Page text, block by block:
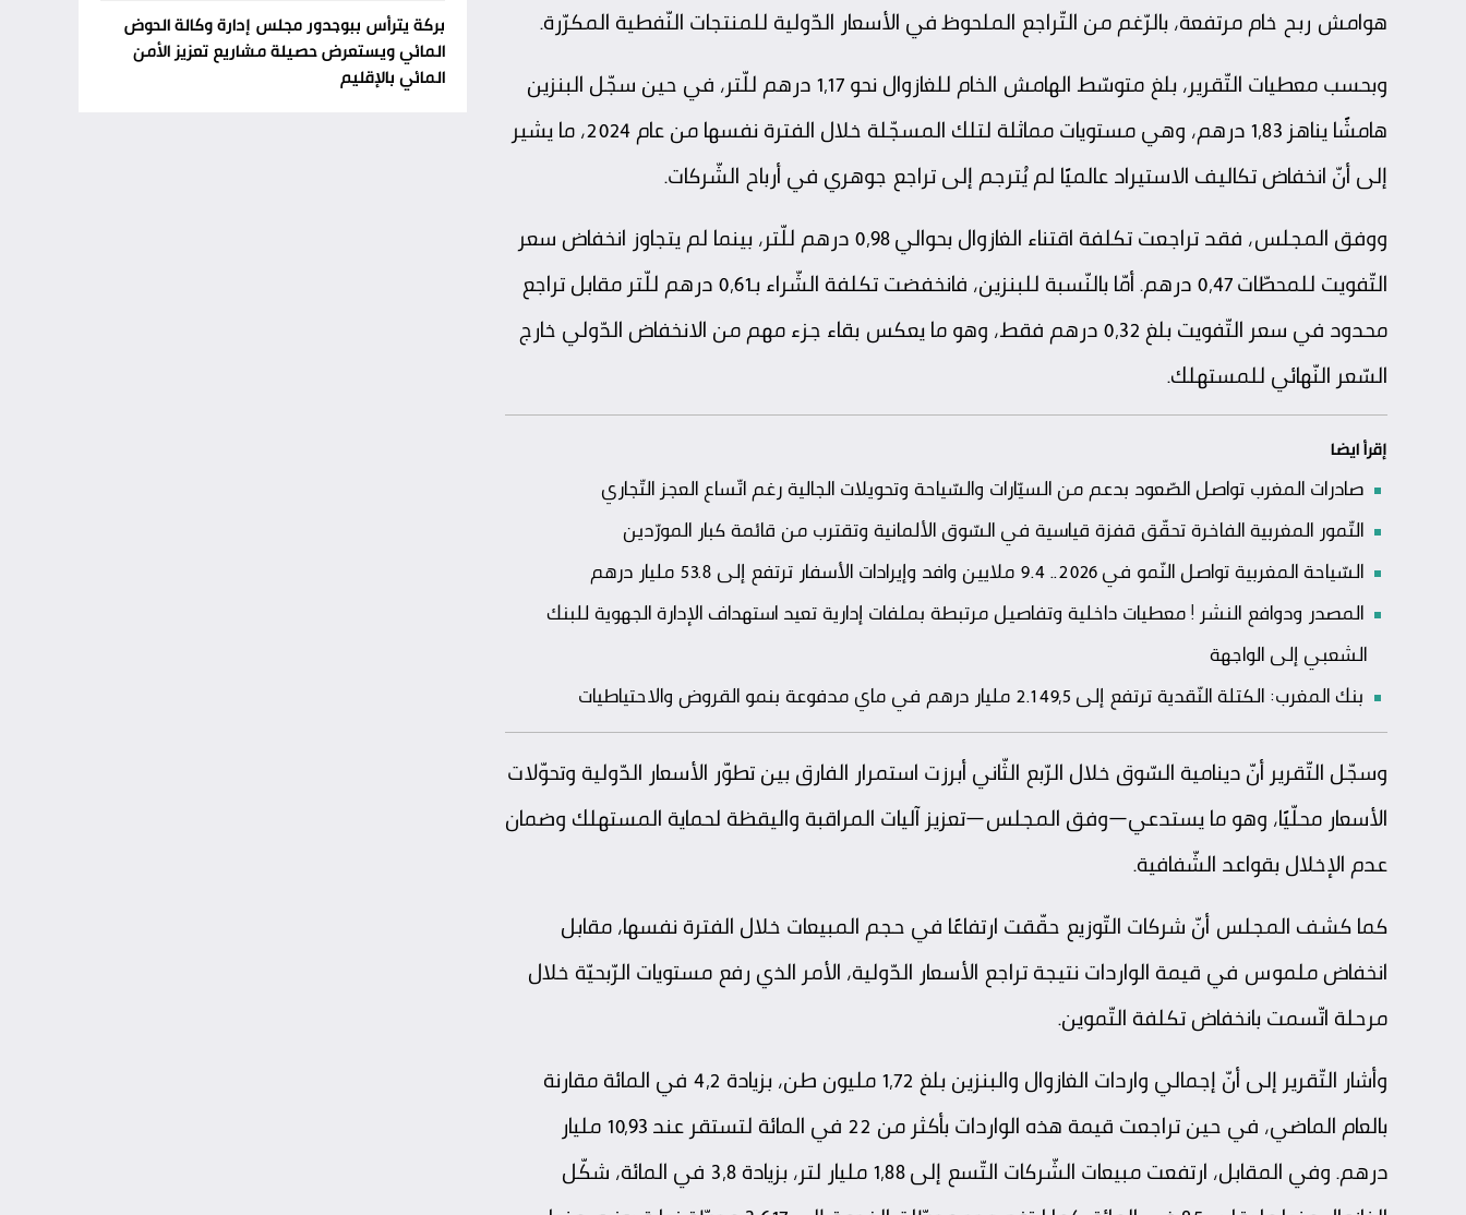
هوامش ربح خام مرتفعة، بالرّغم من التّراجع الملحوظ في الأسعار الدّولية للمنتجات النّفطية المكرّرة.
وبحسب معطيات التّقرير، بلغ متوسّط الهامش الخام للغازوال نحو 1,17 درهم للّتر، في حين سجّل البنزين
هامشًا يناهز 1,83 درهم، وهي مستويات مماثلة لتلك المسجّلة خلال الفترة نفسها من عام 2024، ما يشير
إلى أنّ انخفاض تكاليف الاستيراد عالميًا لم يُترجم إلى تراجع جوهري في أرباح الشّركات.
ووفق المجلس، فقد تراجعت تكلفة اقتناء الغازوال بحوالي 0,98 درهم للّتر، بينما لم يتجاوز انخفاض سعر
التّفويت للمحطّات 0,47 درهم. أمّا بالنّسبة للبنزين، فانخفضت تكلفة الشّراء بـ0,61 درهم للّتر مقابل تراجع
محدود في سعر التّفويت بلغ 0,32 درهم فقط، وهو ما يعكس بقاء جزء مهم من الانخفاض الدّولي خارج
السّعر النّهائي للمستهلك.
إقرأ ايضا
صادرات المغرب تواصل الصّعود بدعم من السيّارات والسّياحة وتحويلات الجالية رغم اتّساع العجز التّجاري
التّمور المغربية الفاخرة تحقّق قفزة قياسية في السّوق الألمانية وتقترب من قائمة كبار المورّدين
السّياحة المغربية تواصل النّمو في 2026.. 9.4 ملايين وافد وإيرادات الأسفار ترتفع إلى 53.8 مليار درهم
المصدر ودوافع النشر ! معطيات داخلية وتفاصيل مرتبطة بملفات إدارية تعيد استهداف الإدارة الجهوية للبنك
الشعبي إلى الواجهة
بنك المغرب: الكتلة النّقدية ترتفع إلى 2.149,5 مليار درهم في ماي مدفوعة بنمو القروض والاحتياطيات
وسجّل التّقرير أنّ دينامية السّوق خلال الرّبع الثّاني أبرزت استمرار الفارق بين تطوّر الأسعار الدّولية وتحوّلات
الأسعار محلّيًا، وهو ما يستدعي—وفق المجلس—تعزيز آليات المراقبة واليقظة لحماية المستهلك وضمان
عدم الإخلال بقواعد الشّفافية.
كما كشف المجلس أنّ شركات التّوزيع حقّقت ارتفاعًا في حجم المبيعات خلال الفترة نفسها، مقابل
انخفاض ملموس في قيمة الواردات نتيجة تراجع الأسعار الدّولية، الأمر الذي رفع مستويات الرّبحيّة خلال
مرحلة اتّسمت بانخفاض تكلفة التّموين.
وأشار التّقرير إلى أنّ إجمالي واردات الغازوال والبنزين بلغ 1,72 مليون طن، بزيادة 4,2 في المائة مقارنة
بالعام الماضي، في حين تراجعت قيمة هذه الواردات بأكثر من 22 في المائة لتستقر عند 10,93 مليار
درهم. وفي المقابل، ارتفعت مبيعات الشّركات التّسع إلى 1,88 مليار لتر، بزيادة 3,8 في المائة، شكّل
بركة يترأس ببوجدور مجلس إدارة وكالة الحوض
المائي ويستعرض حصيلة مشاريع تعزيز الأمن
المائي بالإقليم